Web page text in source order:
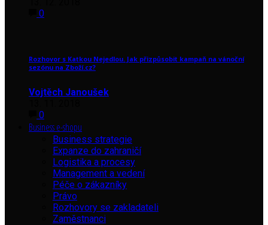
0
Rozhovor s Katkou Nejedlou. Jak přizpůsobit kampaň na vánoční
sezónu na Zboží.cz?
Vojtěch Janoušek
0
Business e-shopu
Business strategie
Expanze do zahraničí
Logistika a procesy
Management a vedení
Péče o zákazníky
Právo
Rozhovory se zakladateli
Zaměstnanci